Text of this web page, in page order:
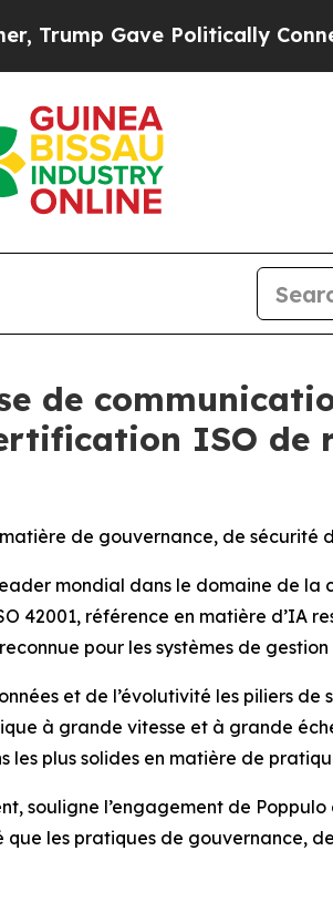
Gave Politically Connected
de
ISO de
de gouvernance, de sécurité
mondial dans le domaine de
référence en matière d’IA
pour les systèmes de
et de l’évolutivité les piliers
à grande vitesse et à grande
plus solides en matière de
l’engagement de
les pratiques de gouvernance,